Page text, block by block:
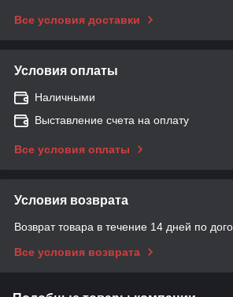
Все условия доставки
Условия оплаты
Наличными
Выставление счета на оплату
Все условия оплаты
Условия возврата
Возврат товара в течение 14 дней по
Все условия возврата